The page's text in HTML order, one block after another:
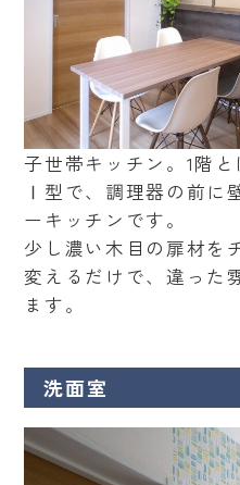
子世帯キッチン。1階
Ⅰ型で、調理器の前に
ーキッチンです。
少し濃い木目の扉材を
変えるだけで、違った
ます。
洗面室